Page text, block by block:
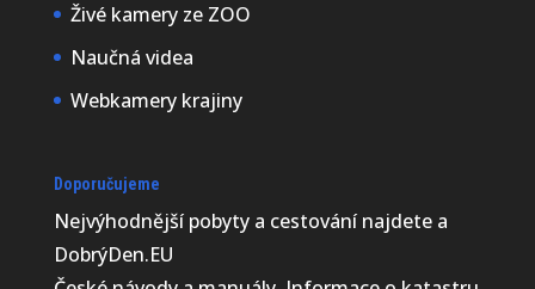
Živé kamery ze ZOO
Naučná videa
Webkamery krajiny
Doporučujeme
Nejvýhodnější pobyty a cestování najdete a
DobrýDen.EU